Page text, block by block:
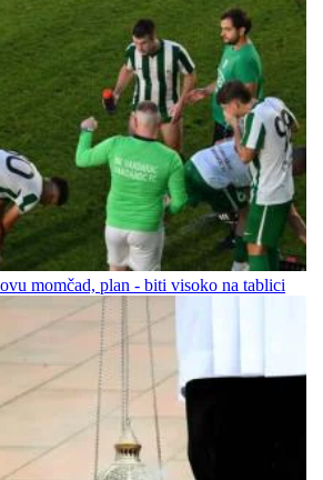
momčad, plan - biti visoko na tablici